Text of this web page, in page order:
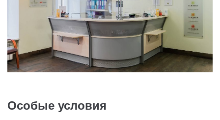
Особые условия